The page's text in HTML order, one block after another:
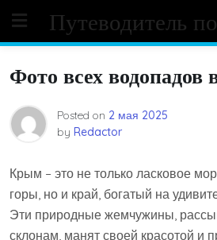
content
Путеводитель
Фото всех
Posted on 2 мая 2025
by Redactor
Крым – это не только ласковое
горы‚ но и край‚ богатый на
Эти природные жемчужины‚
склонам‚ манят своей красотой и